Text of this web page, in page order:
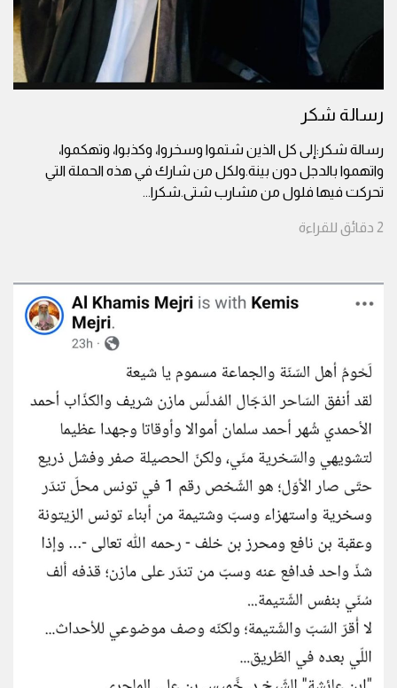
رسالة شكر
رسالة شكر:إلى كل الذين شتموا وسخروا، وكذبوا، وتهكموا،
واتهموا بالدجل دون بينة.ولكل من شارك في هذه الحملة التي
تحركت فيها فلول من مشارب شتى.شكرا...
2 دقائق للقراءة